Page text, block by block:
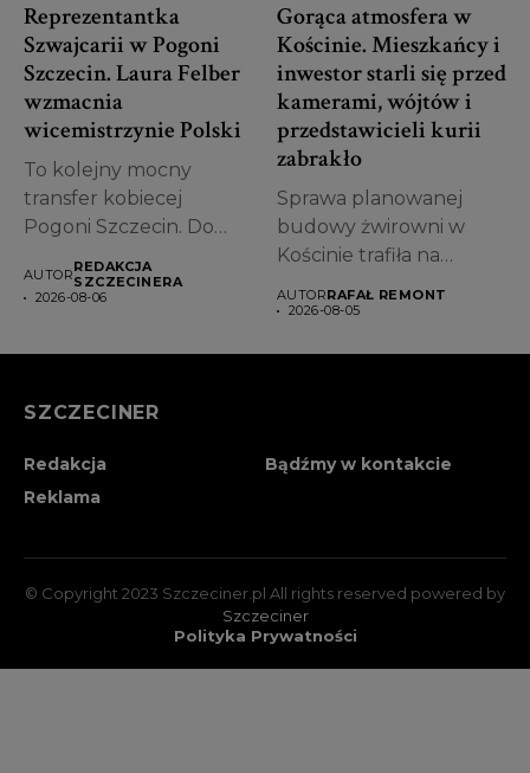
Reprezentantka
Szwajcarii w Pogoni
Szczecin. Laura Felber
wzmacnia
wicemistrzynie Polski
To kolejny mocny
transfer kobiecej
Pogoni Szczecin. Do
Felber,...
AUTORREDAKCJA
SZCZECINERA
2026-08-06
Gorąca atmosfera w
Kościnie. Mieszkańcy i
inwestor starli się przed
kamerami, wójtów i
przedstawicieli kurii
zabrakło
Sprawa planowanej
budowy żwirowni w
Kościnie trafiła na
wywołując ogromne...
AUTORRAFAŁ REMONT
2026-08-05
SZCZECINER
Redakcja
Bądźmy w kontakcie
Reklama
© Copyright 2023 Szczeciner.pl All rights reserved powered by
Szczeciner
Polityka Prywatności